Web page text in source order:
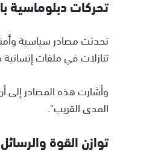
تحركات دبلوماسية
تحدثت مصادر سياسية
تنازلات في ملفات
وأشارت هذه المصادر إلى
المدى القريب".
توازن القوة